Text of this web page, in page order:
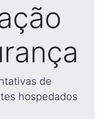
de
hospedados